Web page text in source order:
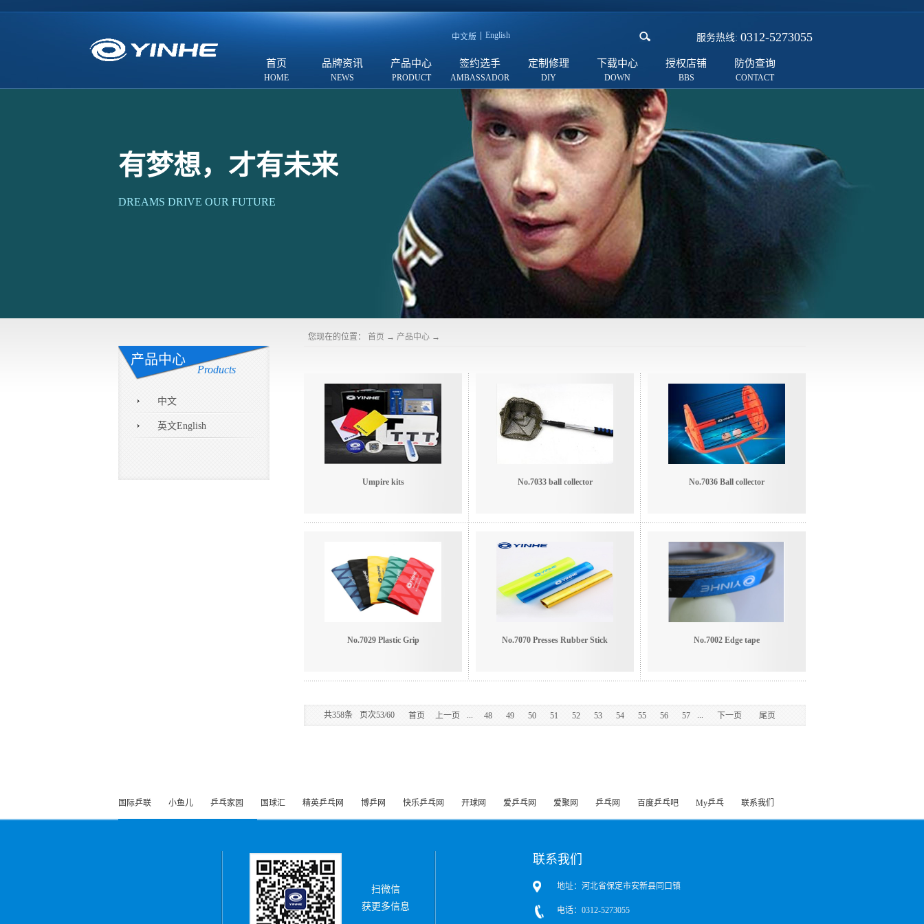
中文版 English 服务热线: 0312-5273055
首页 品牌资讯 产品中心 签约选手 定制修理 下载中心 授权店铺 防伪查询
有梦想，才有未来
DREAMS DRIVE OUR FUTURE
产品中心
Products
中文
英文English
您现在的位置： 首页 → 产品中心 →
Umpire kits No.7033 ball collector No.7036 Ball collector
No.7029 Plastic Grip No.7070 Presses Rubber Stick No.7002 Edge tape
共358条 页次53/60 首页 上一页 ... 48 49 50 51 52 53 54 55 56 57 ... 下一页 尾页
国际乒联 小鱼儿 乒乓家园 国球汇 精英乒乓网 博乒网 快乐乒乓网 开球网 爱乒乓网 爱聚网 乒乓网 百度乒乓吧 My乒乓 联系我们
扫微信
获更多信息
联系我们
地址：河北省保定市安新县同口镇
电话：0312-5273055